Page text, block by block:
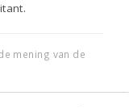
mening van de